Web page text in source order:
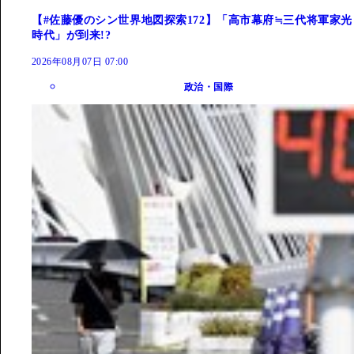
【#佐藤優のシン世界地図探索172】「高市幕府≒三代将軍家光
時代」が到来!?
2026年08月07日 07:00
政治・国際